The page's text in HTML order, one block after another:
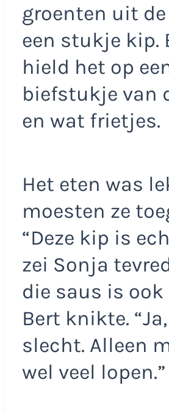
groenten uit
een stukje kip.
hield het op
biefstukje van
en wat frietjes.
Het eten was
moesten ze
“Deze kip is
zei Sonja
die saus is ook
Bert knikte.
slecht. Alleen
wel veel lopen.”